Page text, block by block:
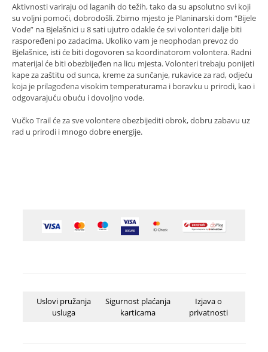
Aktivnosti variraju od laganih do težih, tako da su apsolutno svi koji
su voljni pomoći, dobrodošli. Zbirno mjesto je Planinarski dom “Bijele
Vode” na Bjelašnici u 8 sati ujutro odakle će svi volonteri dalje biti
raspoređeni po zadacima. Ukoliko vam je neophodan prevoz do
Bjelašnice, isti će biti dogovoren sa koordinatorom volontera. Radni
materijal će biti obezbijeđen na licu mjesta. Volonteri trebaju ponijeti
kape za zaštitu od sunca, kreme za sunčanje, rukavice za rad, odjeću
koja je prilagođena visokim temperaturama i boravku u prirodi, kao i
odgovarajuću obuću i dovoljno vode.
Vučko Trail će za sve volontere obezbijediti obrok, dobru zabavu uz
rad u prirodi i mnogo dobre energije.
Uslovi pružanja
usluga
Sigurnost plaćanja
karticama
Izjava o
privatnosti